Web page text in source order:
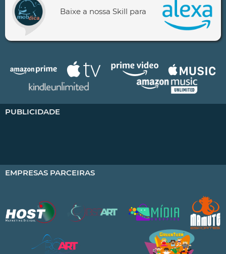
Baixe a nossa Skill para
PUBLICIDADE
EMPRESAS PARCEIRAS